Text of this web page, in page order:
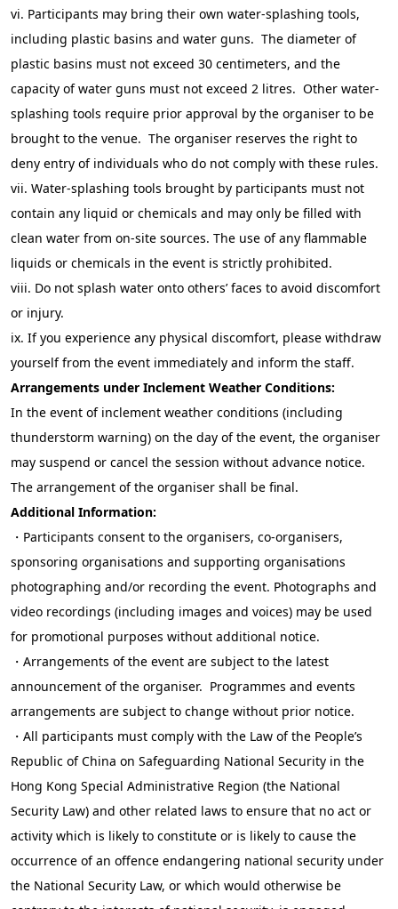
vi. Participants may bring their own water-splashing tools,
including plastic basins and water guns. The diameter of
plastic basins must not exceed 30 centimeters, and the
capacity of water guns must not exceed 2 litres. Other water-
splashing tools require prior approval by the organiser to be
brought to the venue. The organiser reserves the right to
deny entry of individuals who do not comply with these rules.
vii. Water-splashing tools brought by participants must not
contain any liquid or chemicals and may only be filled with
clean water from on-site sources. The use of any flammable
liquids or chemicals in the event is strictly prohibited.
viii. Do not splash water onto others’ faces to avoid discomfort
or injury.
ix. If you experience any physical discomfort, please withdraw
yourself from the event immediately and inform the staff.
Arrangements under Inclement Weather Conditions:
In the event of inclement weather conditions (including
thunderstorm warning) on the day of the event, the organiser
may suspend or cancel the session without advance notice.
The arrangement of the organiser shall be final.
Additional Information:
・Participants consent to the organisers, co-organisers,
sponsoring organisations and supporting organisations
photographing and/or recording the event. Photographs and
video recordings (including images and voices) may be used
for promotional purposes without additional notice.
・Arrangements of the event are subject to the latest
announcement of the organiser. Programmes and events
arrangements are subject to change without prior notice.
・All participants must comply with the Law of the People’s
Republic of China on Safeguarding National Security in the
Hong Kong Special Administrative Region (the National
Security Law) and other related laws to ensure that no act or
activity which is likely to constitute or is likely to cause the
occurrence of an offence endangering national security under
the National Security Law, or which would otherwise be